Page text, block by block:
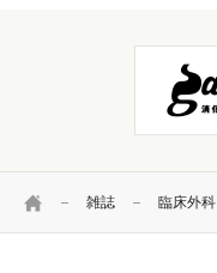
HOME 雑誌 臨床外科